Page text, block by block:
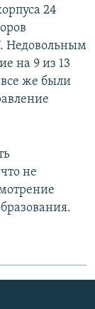
24
Недовольным
на 9 из 13
же были
не